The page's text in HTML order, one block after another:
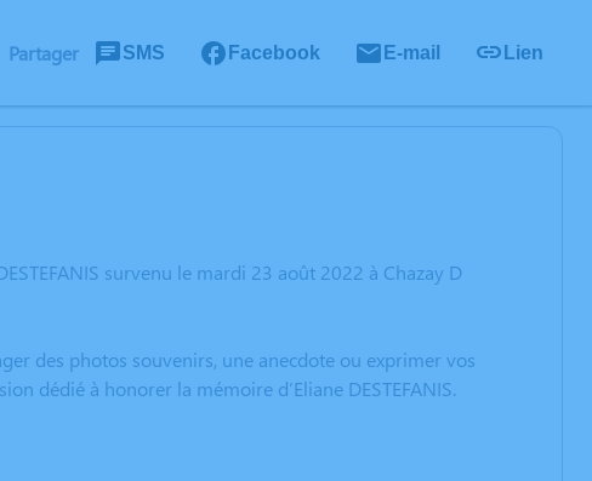
Partager SMS Facebook E-mail Lien
survenu le mardi 23 août 2022 à Chazay D
des photos souvenirs, une anecdote ou exprimer vos
dédié à honorer la mémoire d’Eliane DESTEFANIS.